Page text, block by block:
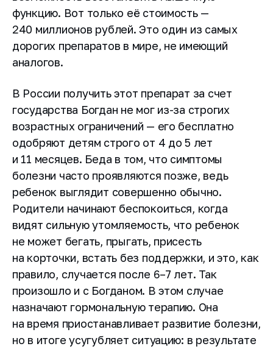
функцию. Вот только её стоимость —
240 миллионов рублей. Это один из самых
дорогих препаратов в мире, не имеющий
аналогов.
В России получить этот препарат за счет
государства Богдан не мог из-за строгих
возрастных ограничений — его бесплатно
одобряют детям строго от 4 до 5 лет
и 11 месяцев. Беда в том, что симптомы
болезни часто проявляются позже, ведь
ребенок выглядит совершенно обычно.
Родители начинают беспокоиться, когда
видят сильную утомляемость, что ребенок
не может бегать, прыгать, присесть
на корточки, встать без поддержки, и это, как
правило, случается после 6–7 лет. Так
произошло и с Богданом. В этом случае
назначают гормональную терапию. Она
на время приостанавливает развитие болезни,
но в итоге усугубляет ситуацию: в результате